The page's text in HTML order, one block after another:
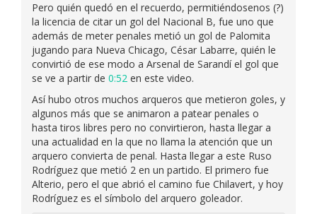
Pero quién quedó en el recuerdo, permitiéndosenos (?)
la licencia de citar un gol del Nacional B, fue uno que
además de meter penales metió un gol de Palomita
jugando para Nueva Chicago, César Labarre, quién le
convirtió de ese modo a Arsenal de Sarandí el gol que
se ve a partir de 0:52 en este video.
Así hubo otros muchos arqueros que metieron goles, y
algunos más que se animaron a patear penales o
hasta tiros libres pero no convirtieron, hasta llegar a
una actualidad en la que no llama la atención que un
arquero convierta de penal. Hasta llegar a este Ruso
Rodríguez que metió 2 en un partido. El primero fue
Alterio, pero el que abrió el camino fue Chilavert, y hoy
Rodríguez es el símbolo del arquero goleador.